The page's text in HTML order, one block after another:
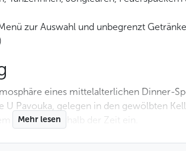
zur Auswahl und unbegrenzt
eines mittelalterlichen Dinner-
U Pavouka, gelegen in den gewölbten
Abend außerhalb der Zeit ein.
Mehr lesen